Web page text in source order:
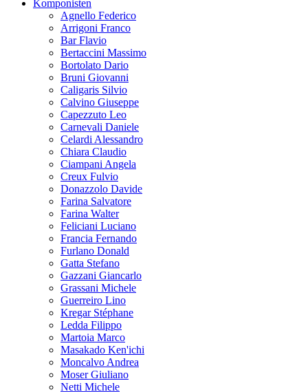
Komponisten
Agnello Federico
Arrigoni Franco
Bar Flavio
Bertaccini Massimo
Bortolato Dario
Bruni Giovanni
Caligaris Silvio
Calvino Giuseppe
Capezzuto Leo
Carnevali Daniele
Celardi Alessandro
Chiara Claudio
Ciampani Angela
Creux Fulvio
Donazzolo Davide
Farina Salvatore
Farina Walter
Feliciani Luciano
Francia Fernando
Furlano Donald
Gatta Stefano
Gazzani Giancarlo
Grassani Michele
Guerreiro Lino
Kregar Stéphane
Ledda Filippo
Martoia Marco
Masakado Ken'ichi
Moncalvo Andrea
Moser Giuliano
Netti Michele